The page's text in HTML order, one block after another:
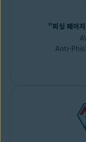
"피싱 페이
Anti-